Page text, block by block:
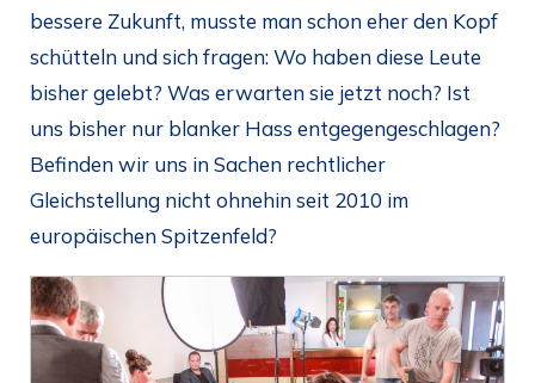
bessere Zukunft, musste man schon eher den Kopf
schütteln und sich fragen: Wo haben diese Leute
bisher gelebt? Was erwarten sie jetzt noch? Ist
uns bisher nur blanker Hass entgegengeschlagen?
Befinden wir uns in Sachen rechtlicher
Gleichstellung nicht ohnehin seit 2010 im
europäischen Spitzenfeld?